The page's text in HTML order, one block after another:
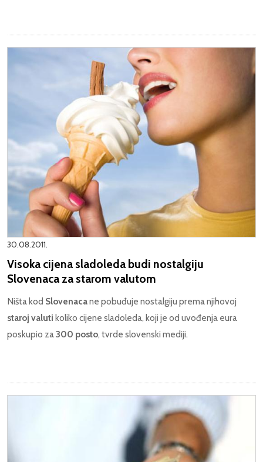
30.08.2011.
Visoka cijena sladoleda budi nostalgiju
Slovenaca za starom valutom
Ništa kod Slovenacane pobuđuje nostalgiju prema njihovoj
staroj valuti koliko cijene sladoleda, koji je od uvođenja eura
poskupio za300 posto, tvrde slovenski mediji.